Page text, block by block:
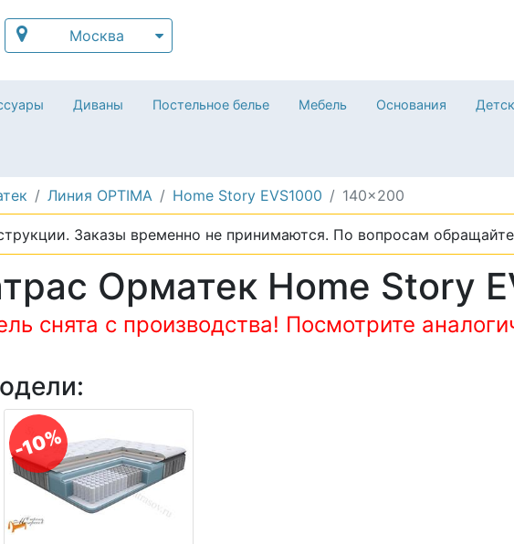
Москва
Диваны Постельное белье Мебель Основания
Линия OPTIMA Home Story EVS1000 140x200
Заказы временно не принимаются. По вопросам
Орматек Home Story
снята с производства! Посмотрите
-10%